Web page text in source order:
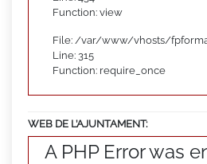
Function: view
File: /var/www/vhosts/
Line: 315
Function: require_once
WEB DE L’AJUNTAMENT:
A PHP Error was